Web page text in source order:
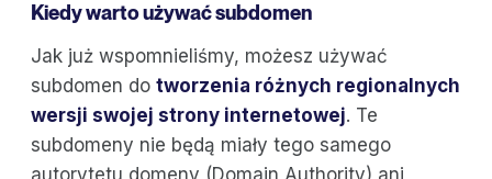
Kiedy warto używać subdomen
Jak już wspomnieliśmy, możesz używać
subdomen do tworzenia różnych regionalnych
wersji swojej strony internetowej. Te
subdomeny nie będą miały tego samego